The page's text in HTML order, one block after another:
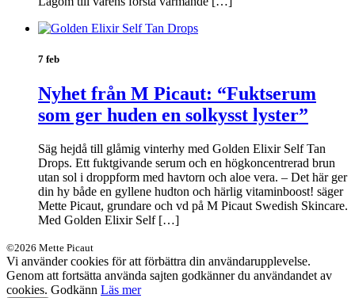
7 feb
Nyhet från M Picaut: “Fuktserum
som ger huden en solkysst lyster”
Säg hejdå till glåmig vinterhy med Golden Elixir Self Tan
Drops. Ett fuktgivande serum och en högkoncentrerad brun
utan sol i droppform med havtorn och aloe vera. – Det här ger
din hy både en gyllene hudton och härlig vitaminboost! säger
Mette Picaut, grundare och vd på M Picaut Swedish Skincare.
Med Golden Elixir Self […]
©2026 Mette Picaut
Vi använder cookies för att förbättra din användarupplevelse.
Genom att fortsätta använda sajten godkänner du användandet av
cookies. Godkänn Läs mer